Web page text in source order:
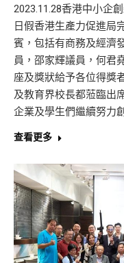
2023.11.28香港中小企
日假香港生產力促進局
賓，包括有商務及經濟
員，邵家輝議員，何君
座及獎狀給予各位得獎
及教育界校長都蒞臨出
企業及學生們繼續努力
查看更多